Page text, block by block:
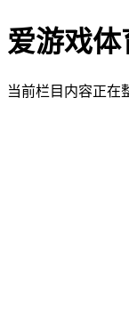
爱游戏
当前栏目内容正在